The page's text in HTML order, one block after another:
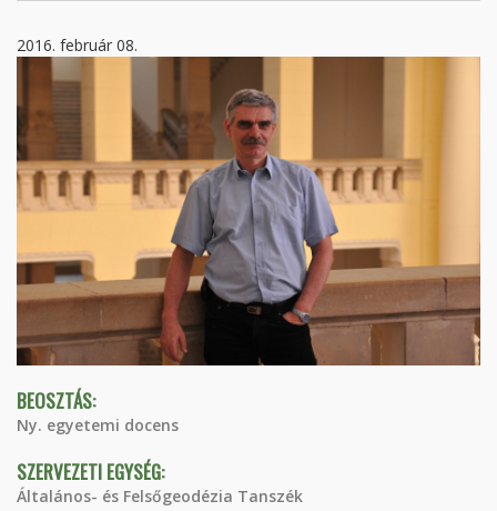
2016. február 08.
BEOSZTÁS:
Ny. egyetemi docens
SZERVEZETI EGYSÉG:
Általános- és Felsőgeodézia Tanszék